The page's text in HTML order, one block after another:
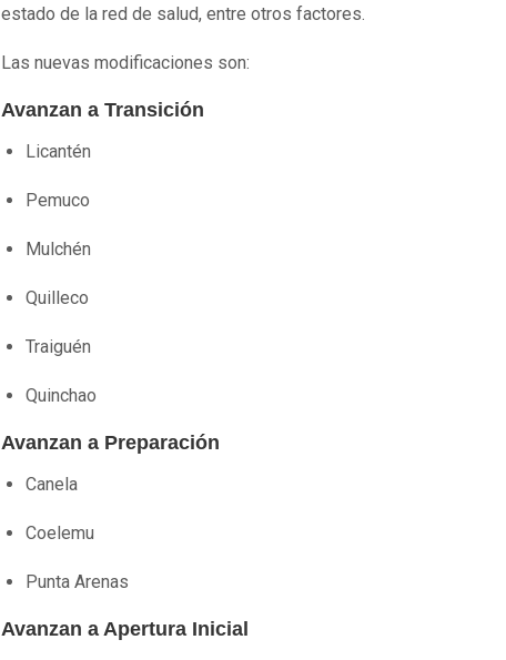
estado de la red de salud, entre otros factores.
Las nuevas modificaciones son:
Avanzan a Transición
Licantén
Pemuco
Mulchén
Quilleco
Traiguén
Quinchao
Avanzan a Preparación
Canela
Coelemu
Punta Arenas
Avanzan a Apertura Inicial